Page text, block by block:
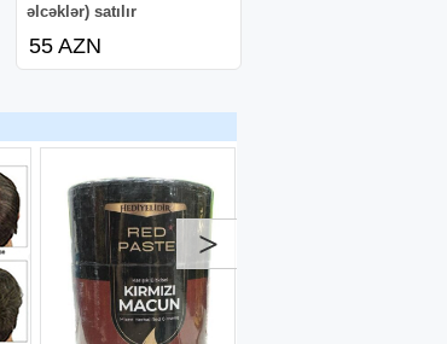
əlcəklər) satılır
55 AZN